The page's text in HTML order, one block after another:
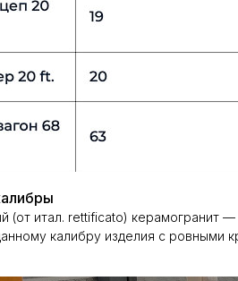
(от итал. rettificato) керамогранит
калибру изделия с